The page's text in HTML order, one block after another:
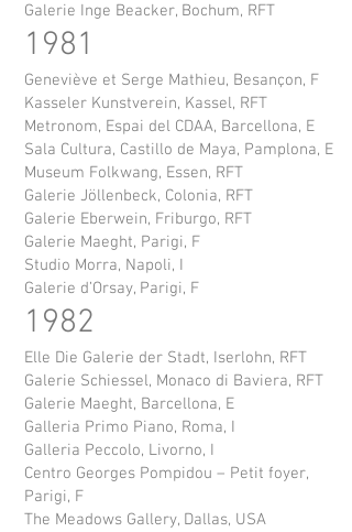
Galerie Inge Beacker, Bochum, RFT
1981
Geneviève et Serge Mathieu, Besançon, F
Kasseler Kunstverein, Kassel, RFT
Metronom, Espai del CDAA, Barcellona, E
Sala Cultura, Castillo de Maya, Pamplona, E
Museum Folkwang, Essen, RFT
Galerie Jöllenbeck, Colonia, RFT
Galerie Eberwein, Friburgo, RFT
Galerie Maeght, Parigi, F
Studio Morra, Napoli, I
Galerie d’Orsay, Parigi, F
1982
Elle Die Galerie der Stadt, Iserlohn, RFT
Galerie Schiessel, Monaco di Baviera, RFT
Galerie Maeght, Barcellona, E
Galleria Primo Piano, Roma, I
Galleria Peccolo, Livorno, I
Centro Georges Pompidou – Petit foyer,
Parigi, F
The Meadows Gallery, Dallas, USA